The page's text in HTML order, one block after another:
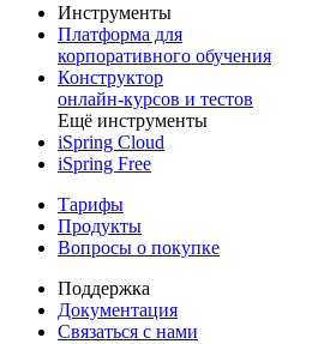
Инструменты
Платформа для
корпоративного обучения
Конструктор
онлайн-курсов и тестов
Ещё инструменты
iSpring Cloud
iSpring Free
Тарифы
Продукты
Вопросы о покупке
Поддержка
Документация
Связаться с нами